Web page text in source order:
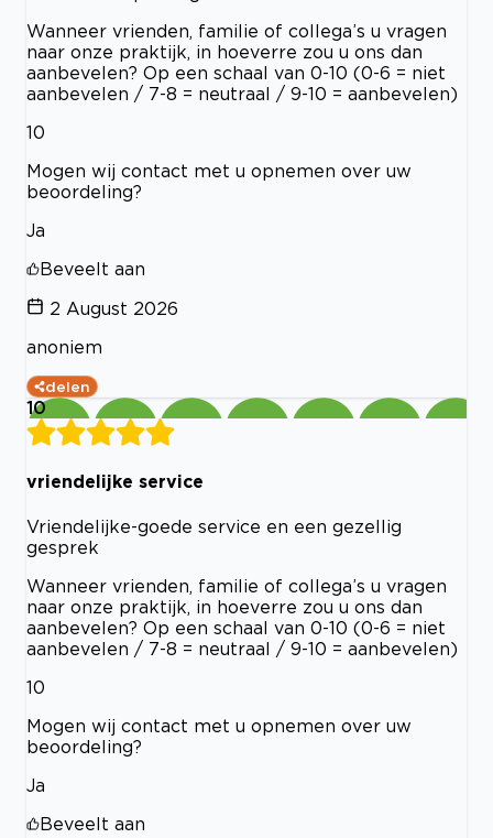
Wanneer vrienden, familie of collega’s u vragen
naar onze praktijk, in hoeverre zou u ons dan
aanbevelen? Op een schaal van 0-10 (0-6 = niet
aanbevelen / 7-8 = neutraal / 9-10 = aanbevelen)
10
Mogen wij contact met u opnemen over uw
beoordeling?
Ja
Beveelt aan
2 August 2026
anoniem
delen
10
vriendelijke service
Vriendelijke-goede service en een gezellig
gesprek
Wanneer vrienden, familie of collega’s u vragen
naar onze praktijk, in hoeverre zou u ons dan
aanbevelen? Op een schaal van 0-10 (0-6 = niet
aanbevelen / 7-8 = neutraal / 9-10 = aanbevelen)
10
Mogen wij contact met u opnemen over uw
beoordeling?
Ja
Beveelt aan